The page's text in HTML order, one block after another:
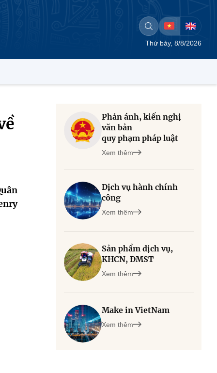
Thứ bảy, 8/8/2026
Phản ánh, kiến nghị
văn bản
quy phạm pháp luật
Xem thêm
Dịch vụ hành chính
công
Xem thêm
Sản phẩm dịch vụ,
KHCN, ĐMST
Xem thêm
Make in VietNam
Xem thêm